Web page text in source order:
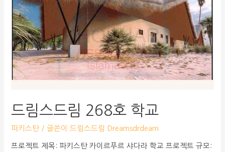
드림스드림 268호 학교
파키스탄/ 글쓴이 드림스드림 Dreamsdrdeam
프로젝트 제목: 파키스탄 카이르푸르 샤다라 학교 프로젝트 규모: